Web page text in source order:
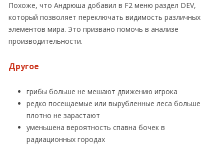
Похоже, что Андрюша добавил в F2 меню раздел DEV,
который позволяет переключать видимость различных
элементов мира. Это призвано помочь в анализе
производительности.
Другое
грибы больше не мешают движению игрока
редко посещаемые или вырубленные леса больше
плотно не зарастают
уменьшена вероятность спавна бочек в
радиационных городах